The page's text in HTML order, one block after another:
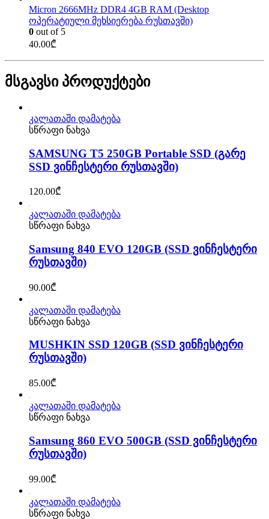
Micron 2666MHz DDR4 4GB RAM (Desktop
ოპერატიული მეხსიერება რუსთავში)
0 out of 5
40.00₾
მსგავსი პროდუქტები
კალათაში დამატება
სწრაფი ნახვა
SAMSUNG T5 250GB Portable SSD (გარე
SSD ვინჩესტერი რუსთავში)
120.00₾
კალათაში დამატება
სწრაფი ნახვა
Samsung 840 EVO 120GB (SSD ვინჩესტერი
რუსთავში)
90.00₾
კალათაში დამატება
სწრაფი ნახვა
MUSHKIN SSD 120GB (SSD ვინჩესტერი
რუსთავში)
85.00₾
კალათაში დამატება
სწრაფი ნახვა
Samsung 860 EVO 500GB (SSD ვინჩესტერი
რუსთავში)
99.00₾
კალათაში დამატება
სწრაფი ნახვა